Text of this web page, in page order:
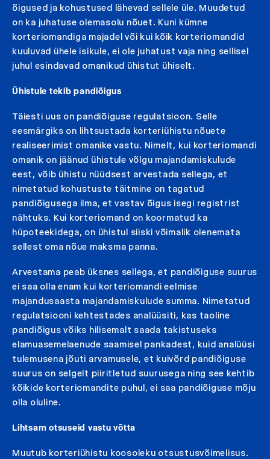
õigused ja kohustused lähevad sellele üle. Muudetud
on ka juhatuse olemasolu nõuet. Kuni kümne
korteriomandiga majadel või kui kõik korteriomandid
kuuluvad ühele isikule, ei ole juhatust vaja ning sellisel
juhul esindavad omanikud ühistut ühiselt.
Ühistule tekib pandiõigus
Täiesti uus on pandiõiguse regulatsioon. Selle
eesmärgiks on lihtsustada korteriühistu nõuete
realiseerimist omanike vastu. Nimelt, kui korteriomandi
omanik on jäänud ühistule võlgu majandamiskulude
eest, võib ühistu nüüdsest arvestada sellega, et
nimetatud kohustuste täitmine on tagatud
pandiõigusega ilma, et vastav õigus isegi registrist
nähtuks. Kui korteriomand on koormatud ka
hüpoteekidega, on ühistul siiski võimalik olenemata
sellest oma nõue maksma panna.
Arvestama peab üksnes sellega, et pandiõiguse suurus
ei saa olla enam kui korteriomandi eelmise
majandusaasta majandamiskulude summa. Nimetatud
regulatsiooni kehtestades analüüsiti, kas taoline
pandiõigus võiks hilisemalt saada takistuseks
elamuasemelaenude saamisel pankadest, kuid analüüsi
tulemusena jõuti arvamusele, et kuivõrd pandiõiguse
suurus on selgelt piiritletud suurusega ning see kehtib
kõikide korteriomandite puhul, ei saa pandiõiguse mõju
olla oluline.
Lihtsam otsuseid vastu võtta
Muutub korteriühistu koosoleku otsustusvõimelisus.